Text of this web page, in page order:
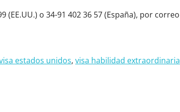
o 34-91 402 36 57 (España), por correo
estados unidos, visa habilidad extraordinaria